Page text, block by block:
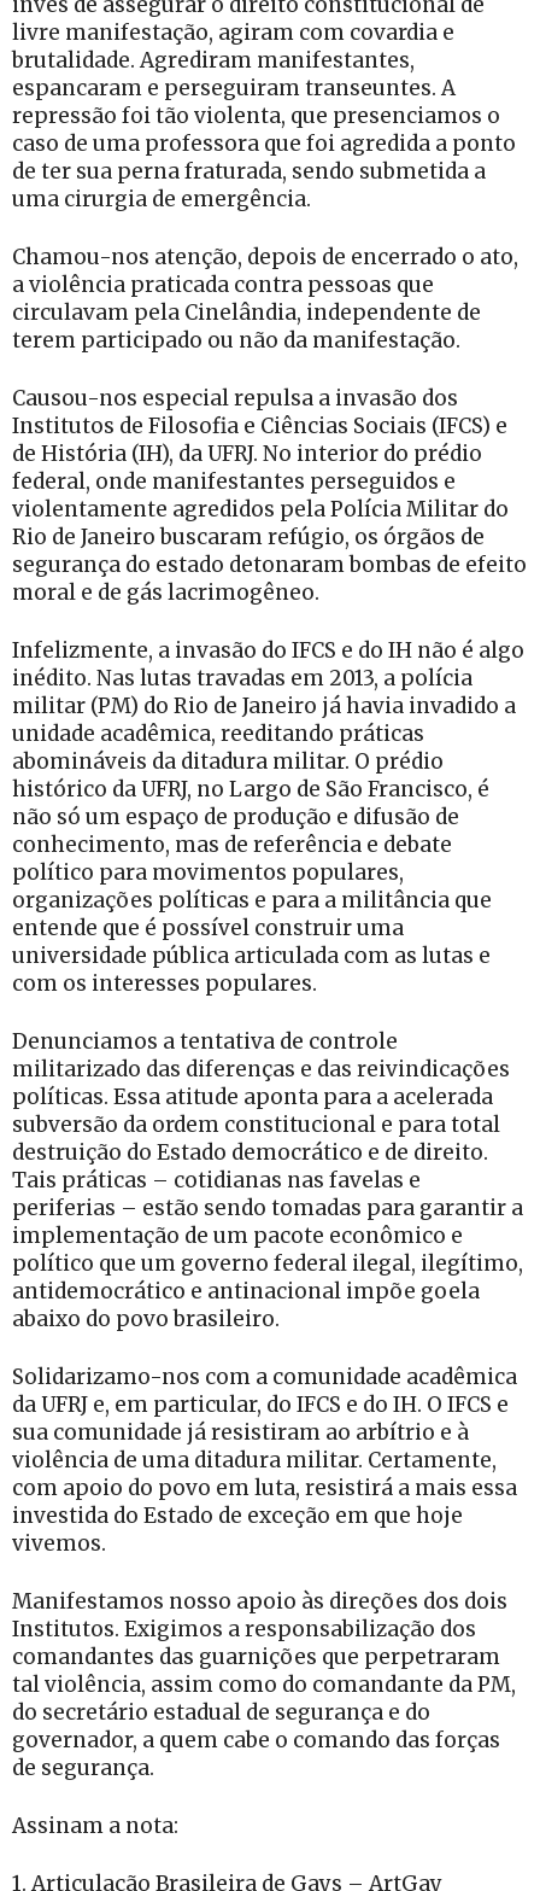
livre manifestação, agiram com covardia e
brutalidade. Agrediram manifestantes,
espancaram e perseguiram transeuntes. A
repressão foi tão violenta, que presenciamos o
caso de uma professora que foi agredida a ponto
de ter sua perna fraturada, sendo submetida a
uma cirurgia de emergência.
Chamou-nos atenção, depois de encerrado o ato,
a violência praticada contra pessoas que
circulavam pela Cinelândia, independente de
terem participado ou não da manifestação.
Causou-nos especial repulsa a invasão dos
Institutos de Filosofia e Ciências Sociais (IFCS) e
de História (IH), da UFRJ. No interior do prédio
federal, onde manifestantes perseguidos e
violentamente agredidos pela Polícia Militar do
Rio de Janeiro buscaram refúgio, os órgãos de
segurança do estado detonaram bombas de efeito
moral e de gás lacrimogêneo.
Infelizmente, a invasão do IFCS e do IH não é algo
inédito. Nas lutas travadas em 2013, a polícia
militar (PM) do Rio de Janeiro já havia invadido a
unidade acadêmica, reeditando práticas
abomináveis da ditadura militar. O prédio
histórico da UFRJ, no Largo de São Francisco, é
não só um espaço de produção e difusão de
conhecimento, mas de referência e debate
político para movimentos populares,
organizações políticas e para a militância que
entende que é possível construir uma
universidade pública articulada com as lutas e
com os interesses populares.
Denunciamos a tentativa de controle
militarizado das diferenças e das reivindicações
políticas. Essa atitude aponta para a acelerada
subversão da ordem constitucional e para total
destruição do Estado democrático e de direito.
Tais práticas – cotidianas nas favelas e
periferias – estão sendo tomadas para garantir a
implementação de um pacote econômico e
político que um governo federal ilegal, ilegítimo,
antidemocrático e antinacional impõe goela
abaixo do povo brasileiro.
Solidarizamo-nos com a comunidade acadêmica
da UFRJ e, em particular, do IFCS e do IH. O IFCS e
sua comunidade já resistiram ao arbítrio e à
violência de uma ditadura militar. Certamente,
com apoio do povo em luta, resistirá a mais essa
investida do Estado de exceção em que hoje
vivemos.
Manifestamos nosso apoio às direções dos dois
Institutos. Exigimos a responsabilização dos
comandantes das guarnições que perpetraram
tal violência, assim como do comandante da PM,
do secretário estadual de segurança e do
governador, a quem cabe o comando das forças
de segurança.
Assinam a nota:
1. Articulação Brasileira de Gays – ArtGay